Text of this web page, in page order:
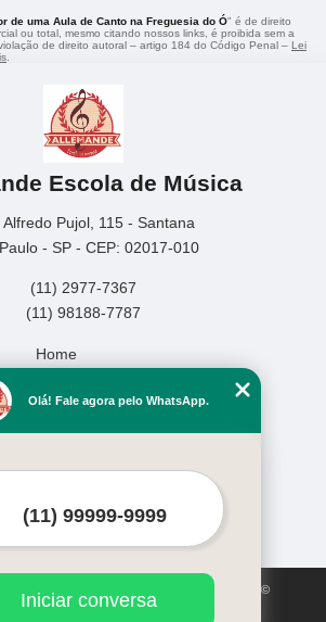
de uma Aula de Canto na Freguesia do Ó" é de direito
ou total, mesmo citando nossos links, é proibida sem a
de direito autoral – artigo 184 do Código Penal – Lei
.
Escola de Música
Alfredo Pujol, 115 - Santana
- SP - CEP: 02017-010
(11) 2977-7367
(11) 98188-7787
Home
Missão
sujeito à proteção de direitos autorais. Copyright©
(Lei 9610 de 19/02/1998)
Olá! Fale agora pelo WhatsApp.
Iniciar conversa